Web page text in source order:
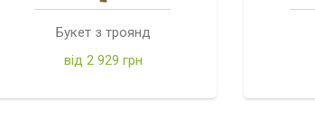
Букет з троянд
від 2 929 грн